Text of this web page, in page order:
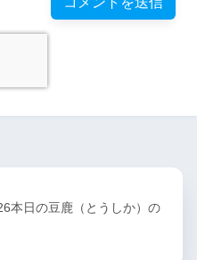
本日の豆鹿（とうしか）の